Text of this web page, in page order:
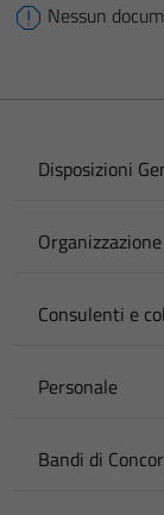
Nessun
Disposizioni
Organizzazione
Consulenti e
Personale
Bandi di